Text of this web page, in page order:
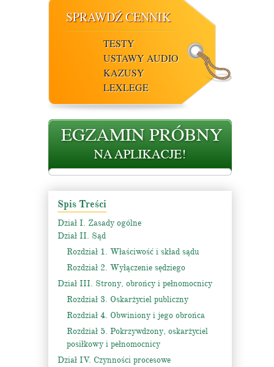
SPRAWDŹ CENNIK
TESTY
USTAWY AUDIO
KAZUSY
LEXLEGE
Spis Treści
Dział I. Zasady ogólne
Dział II. Sąd
Rozdział 1. Właściwość i skład sądu
Rozdział 2. Wyłączenie sędziego
Dział III. Strony, obrońcy i pełnomocnicy
Rozdział 3. Oskarżyciel publiczny
Rozdział 4. Obwiniony i jego obrońca
Rozdział 5. Pokrzywdzony, oskarżyciel
posiłkowy i pełnomocnicy
Dział IV. Czynności procesowe